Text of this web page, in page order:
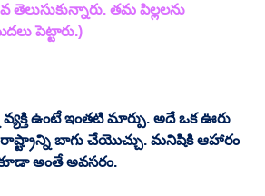
తెలుసుకున్నారు. తమ పిల్లలను
పెట్టారు.)
వ్యక్తి ఉంటే ఇంతటి మార్పు. అదే ఒక ఊరు
రాష్ట్రాన్ని బాగు చేయొచ్చు. మనిషికి ఆహారం
అంతే అవసరం.